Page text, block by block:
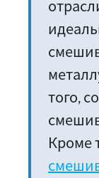
того,
Кроме